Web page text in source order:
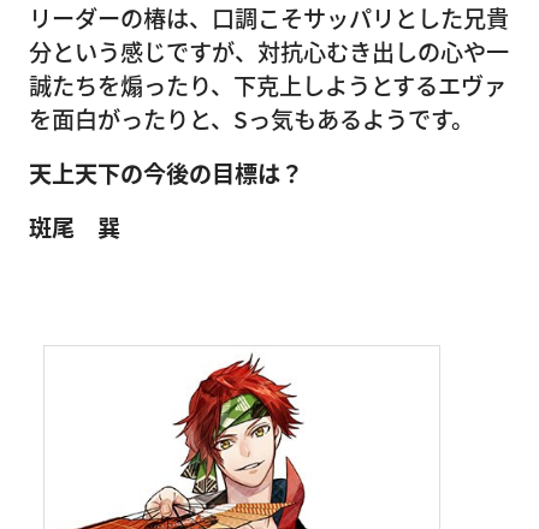
リーダーの椿は、口調こそサッパリとした兄貴
分という感じですが、対抗心むき出しの心や一
誠たちを煽ったり、下克上しようとするエヴァ
を面白がったりと、Sっ気もあるようです。
天上天下の今後の目標は？
斑尾 巽